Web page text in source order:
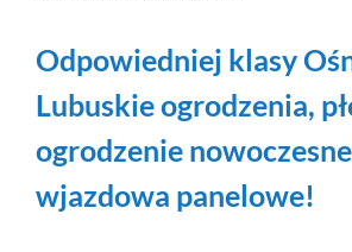
Odpowiedniej klasy
Lubuskie ogrodzenia,
ogrodzenie
wjazdowa panelowe!